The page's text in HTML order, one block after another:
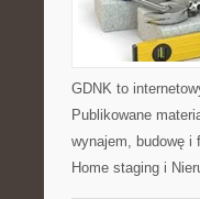
GDNK to
Publikowane
wynajem, budowę i
Home staging i